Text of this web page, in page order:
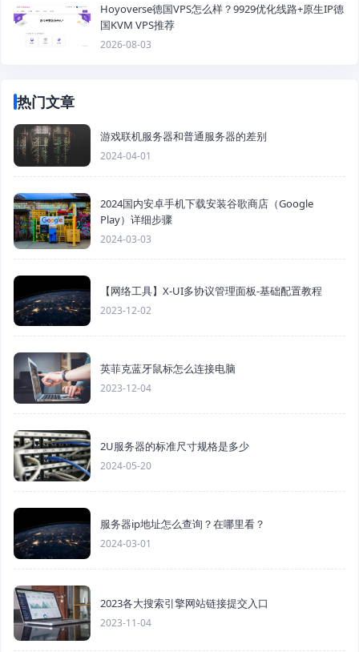
Hoyoverse德国VPS怎么样？9929优化线路+原生IP德
国KVM VPS推荐
2026-08-03
热门文章
游戏联机服务器和普通服务器的差别
2024-04-01
2024国内安卓手机下载安装谷歌商店（Google
Play）详细步骤
2024-03-03
【网络工具】X-UI多协议管理面板-基础配置教程
2023-12-02
英菲克蓝牙鼠标怎么连接电脑
2023-12-04
2U服务器的标准尺寸规格是多少
2024-05-20
服务器ip地址怎么查询？在哪里看？
2024-03-01
2023各大搜索引擎网站链接提交入口
2023-11-04